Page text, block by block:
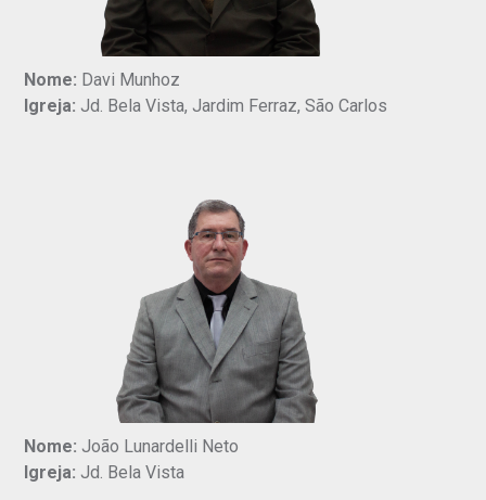
Nome: Davi Munhoz
Igreja: Jd. Bela Vista, Jardim Ferraz, São Carlos
Nome: João Lunardelli Neto
Igreja: Jd. Bela Vista